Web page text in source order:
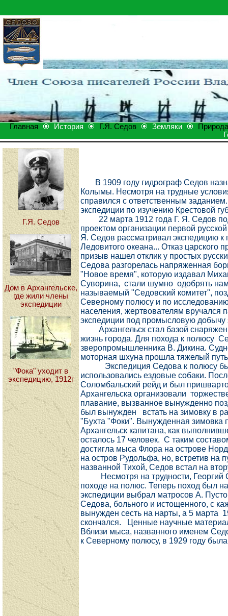
Главная История Г.Я. Седов Земляки
Природа
Г.Я. Седов
Дом в Архангельске,
где жили члены
экспедиции
"Фока" уходит в
экспедицию, 1912г
В 1909 году гидрограф Седов
Колымы. Несмотря на трудные
справился с ответственным
экспедиции по изучению Крестовой
22 марта 1912 года Г. Я. Седов
проектом организации первой
Я. Седов рассматривал экспедицию к
Ледовитого океана... Отказ царского
призыв нашел отклик у простых
Седова разгорелась напряженная
"Новое время", которую издавал
Суворина, стали шумно одобрять
называемый "Седовский комитет",
Северному полюсу и по
населения, жертвователям вручался
экспедиции под промысловую добычу
Архангельск стал базой
жизнь города. Для похода к полюсу
зверопромышленника В. Дикина.
моторная шхуна прошла тяжелый
Экспедиция Седова к полюсу была
использовались ездовые собаки.
Соломбальский рейд и был
Архангельска организовали
плавание, вызванное вынужденно
был вынужден встать на зимовку в
"Бухта "Фоки". Вынужденная зимовка
Архангельск капитана, как
осталось 17 человек. С таким
достигла мыса Флора на острове
на остров Рудольфа, но, встретив на
названной Тихой, Седов встал на
Несмотря на трудности, Георгий
походе на полюс. Теперь поход был
экспедиции выбрал матросов А.
Седова, больного и истощенного, с
вынужден сесть на нарты, а 5 марта
скончался.
Ценные научные
Вблизи мыса, названного именем
к Северному полюсу, в 1929 году